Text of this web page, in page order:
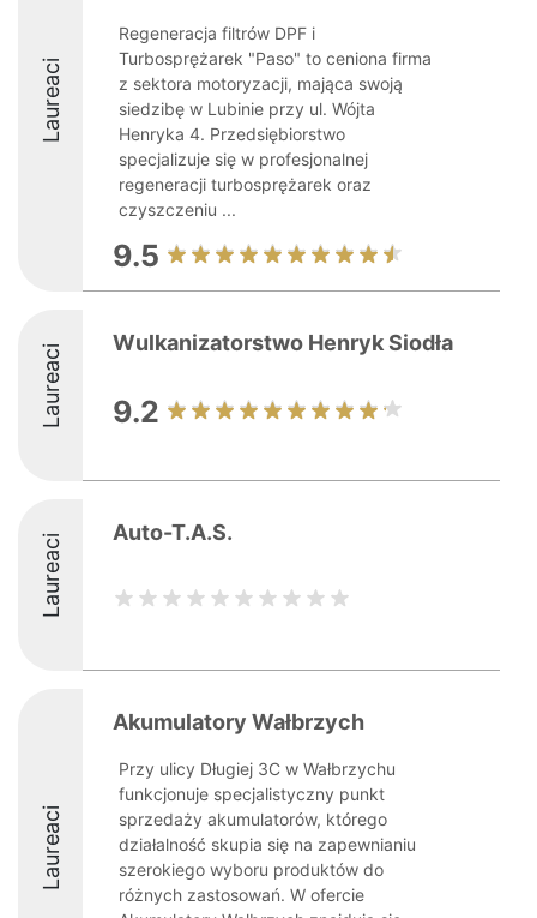
Laureaci
Regeneracja filtrów DPF i
Turbosprężarek "Paso" to ceniona firma
z sektora motoryzacji, mająca swoją
siedzibę w Lubinie przy ul. Wójta
Henryka 4. Przedsiębiorstwo
specjalizuje się w profesjonalnej
regeneracji turbosprężarek oraz
czyszczeniu ...
9.5
Laureaci Wulkanizatorstwo Henryk Siodła
9.2
Laureaci Auto-T.A.S.
Laureaci
Akumulatory Wałbrzych
Przy ulicy Długiej 3C w Wałbrzychu
funkcjonuje specjalistyczny punkt
sprzedaży akumulatorów, którego
działalność skupia się na zapewnianiu
szerokiego wyboru produktów do
różnych zastosowań. W ofercie